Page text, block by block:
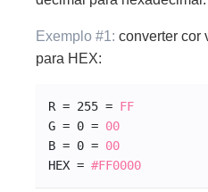
Exemplo #1: converter cor
para HEX:
R = 255 = FF
G = 0 = 00
B = 0 = 00
HEX = #FF0000